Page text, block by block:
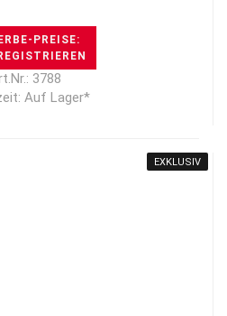
PREISE:
3788
Auf Lager*
EXKLUSIV